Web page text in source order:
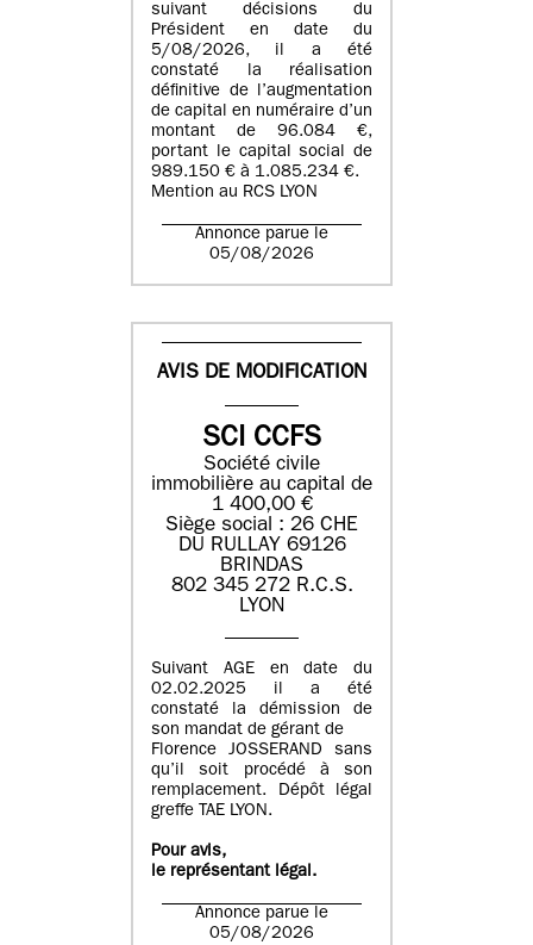
suivant décisions du
Président en date du
5/08/2026, il a été
constaté la réalisation
définitive de l’augmentation
de capital en numéraire d’un
montant de 96.084 €,
portant le capital social de
989.150 € à 1.085.234 €.
Mention au RCS LYON
Annonce parue le
05/08/2026
AVIS DE MODIFICATION
SCI CCFS
Société civile
immobilière au capital de
1 400,00 €
Siège social : 26 CHE
DU RULLAY 69126
BRINDAS
802 345 272 R.C.S.
LYON
Suivant AGE en date du
02.02.2025 il a été
constaté la démission de
son mandat de gérant de
Florence JOSSERAND sans
qu’il soit procédé à son
remplacement. Dépôt légal
greffe TAE LYON.
Pour avis,
le représentant légal.
Annonce parue le
05/08/2026